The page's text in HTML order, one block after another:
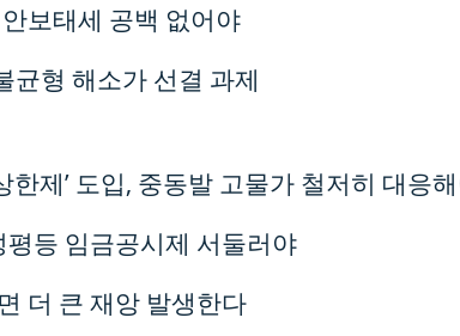
보태세 공백 없어야
균형 해소가 선결 과제
한제’ 도입, 중동발 고물가 철저히 대응
평등 임금공시제 서둘러야
더 큰 재앙 발생한다